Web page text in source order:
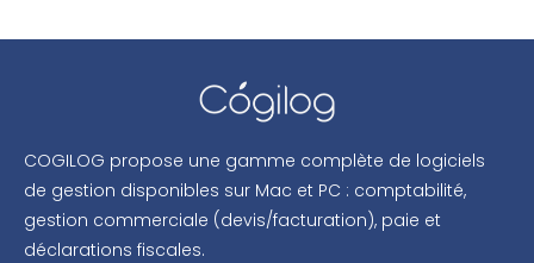
COGILOG propose une gamme complète de logiciels
de gestion disponibles sur Mac et PC : comptabilité,
gestion commerciale (devis/facturation), paie et
déclarations fiscales.